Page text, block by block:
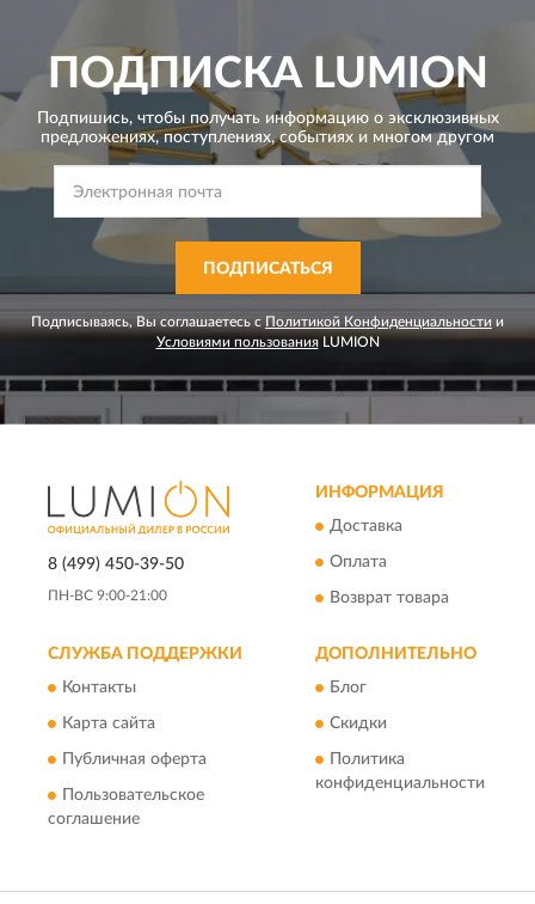
ПОДПИСКАLUMION
Подпишись, чтобы получать информацию о эксклюзивных
предложениях,поступлениях, событиях и многом другом
ПОДПИСАТЬСЯ
Подписываясь, Вы соглашаетесь сПолитикой Конфиденциальности и
Условиями пользованияLUMION
8 (499) 450-39-50
ПН-ВС 9:00-21:00
ИНФОРМАЦИЯ
Доставка
Оплата
Возврат товара
СЛУЖБА ПОДДЕРЖКИ
Контакты
Карта сайта
Публичная оферта
Пользовательское
соглашение
ДОПОЛНИТЕЛЬНО
Блог
Скидки
Политика
конфиденциальности